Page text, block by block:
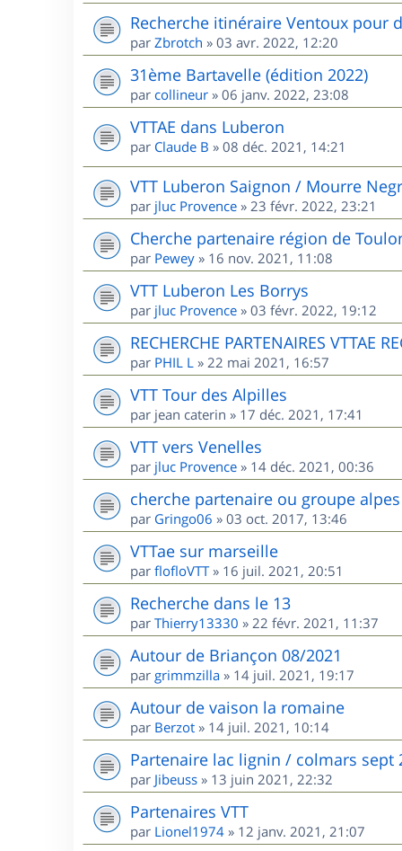
Recherche itinéraire Ventoux pour
par Zbrotch » 03 avr. 2022, 12:20
31ème Bartavelle (édition 2022)
par collineur » 06 janv. 2022, 23:08
VTTAE dans Luberon
par Claude B » 08 déc. 2021, 14:21
VTT Luberon Saignon / Mourre
par jluc Provence » 23 févr. 2022, 23:21
Cherche partenaire région de
par Pewey » 16 nov. 2021, 11:08
VTT Luberon Les Borrys
par jluc Provence » 03 févr. 2022, 19:12
RECHERCHE PARTENAIRES VTTAE
par PHIL L » 22 mai 2021, 16:57
VTT Tour des Alpilles
par jean caterin » 17 déc. 2021, 17:41
VTT vers Venelles
par jluc Provence » 14 déc. 2021, 00:36
cherche partenaire ou groupe
par Gringo06 » 03 oct. 2017, 13:46
VTTae sur marseille
par flofloVTT» 16 juil. 2021, 20:51
Recherche dans le 13
par Thierry13330 » 22 févr. 2021, 11:37
Autour de Briançon 08/2021
par grimmzilla » 14 juil. 2021, 19:17
Autour de vaison la romaine
par Berzot » 14 juil. 2021, 10:14
Partenaire lac lignin / colmars sept
par Jibeuss » 13 juin 2021, 22:32
Partenaires VTT
par Lionel1974 » 12 janv. 2021, 21:07